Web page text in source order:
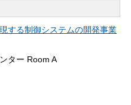
する制御システムの開発事業
ター Room A